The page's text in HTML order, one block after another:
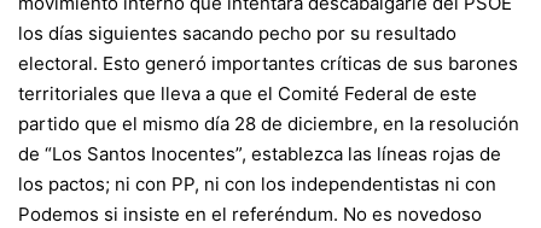
los días siguientes sacando pecho por su resultado
electoral. Esto generó importantes críticas de sus barones
territoriales que lleva a que el Comité Federal de este
partido que el mismo día 28 de diciembre, en la resolución
de “Los Santos Inocentes”, establezca las líneas rojas de
los pactos; ni con PP, ni con los independentistas ni con
Podemos si insiste en el referéndum. No es novedoso